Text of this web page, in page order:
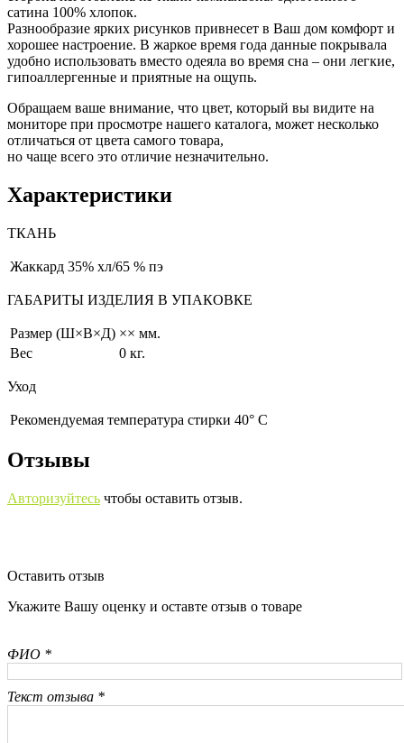
сатина 100% хлопок.
Разнообразие ярких рисунков привнесет в Ваш дом комфорт и
хорошее настроение. В жаркое время года данные покрывала
удобно использовать вместо одеяла во время сна – они легкие,
гипоаллергенные и приятные на ощупь.
Обращаем ваше внимание, что цвет, который вы видите на
мониторе при просмотре нашего каталога, может несколько
отличаться от цвета самого товара,
но чаще всего это отличие незначительно.
Характеристики
ТКАНЬ
Жаккард 35% хл/65 % пэ
ГАБАРИТЫ ИЗДЕЛИЯ В УПАКОВКЕ
Размер (Ш×В×Д) ×× мм.
Вес
0 кг.
Уход
Рекомендуемая температура стирки 40° С
Отзывы
Авторизуйтесь чтобы оставить отзыв.
Оставить отзыв
Укажите Вашу оценку и оставте отзыв о товаре
ФИО *
Текст отзыва *